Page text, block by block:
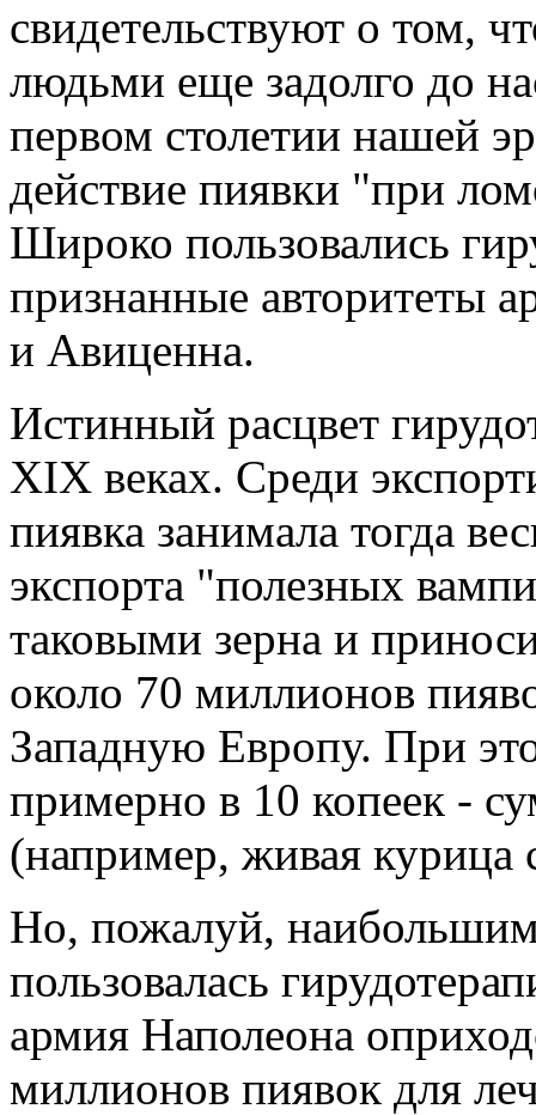
свидетельствуют о том,
людьми еще задолго до
первом столетии нашей
действие пиявки "при
Широко пользовались
признанные авторитеты
и Авиценна.
Истинный расцвет
XIX веках. Среди
пиявка занимала тогда
экспорта "полезных
таковыми зерна и
около 70 миллионов
Западную Европу. При
примерно в 10 копеек -
(например, живая курица
Но, пожалуй,
пользовалась
армия Наполеона
миллионов пиявок для